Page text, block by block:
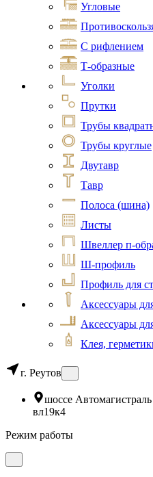
Угловые
С рифлением
Т-образные
Уголки
Прутки
Трубы
Трубы круглые
Двутавр
Тавр
Полоса (шина)
Листы
Швеллер п-
Ш-профиль
Профиль для
Аксессуары
Аксессуары
Клея,
г. Реутов
шоссе
вл19к4
Режим работы